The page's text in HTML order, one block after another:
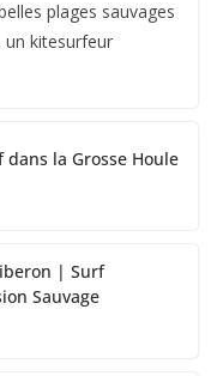
plages sauvages
un kitesurfeur
la Grosse Houle
| Surf
Sauvage